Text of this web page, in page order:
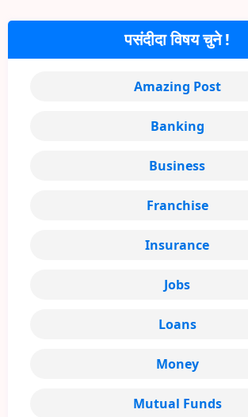
पसंदीदा विषय चुने !
Amazing Post
Banking
Business
Franchise
Insurance
Jobs
Loans
Money
Mutual Funds